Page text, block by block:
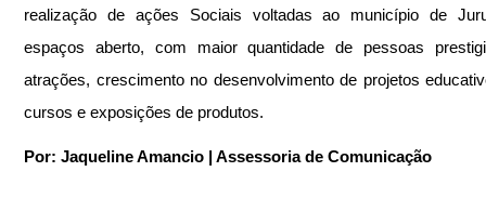
realização de ações Sociais voltadas ao município de
espaços aberto, com maior quantidade de pessoas
atrações, crescimento no desenvolvimento de projetos
cursos e exposições de produtos.
Por: Jaqueline Amancio | Assessoria de Comunicação